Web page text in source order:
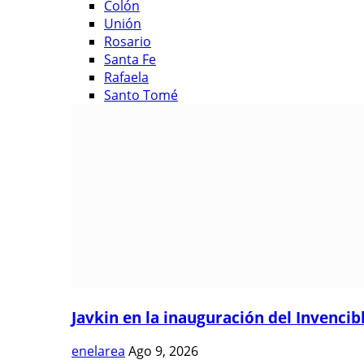
Colón
Unión
Rosario
Santa Fe
Rafaela
Santo Tomé
Javkin en la inauguración del
enelarea Ago 9, 2026